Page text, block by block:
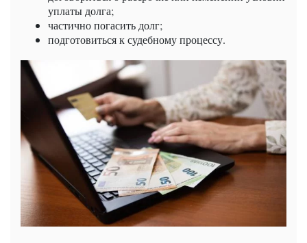
уплаты долга;
частично погасить долг;
подготовиться к судебному процессу.